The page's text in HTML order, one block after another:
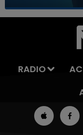
LA TEAM
RADIO